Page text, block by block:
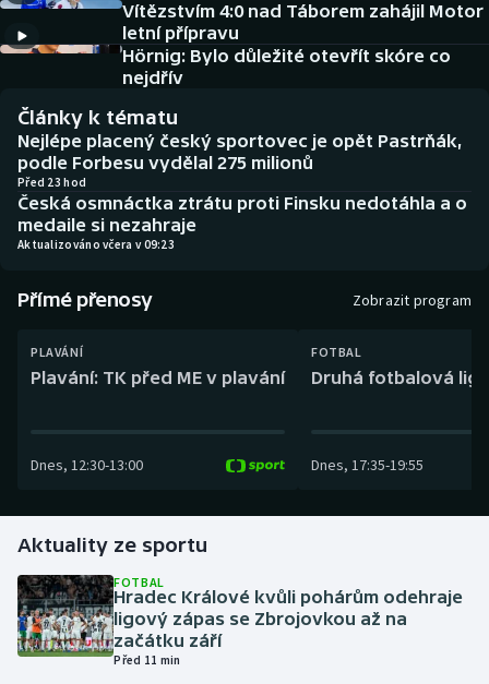
Americký fotbal
Baseball a softbal
Basketbal
Biatlon
Boby a skeleton
Box
Curling
Golf
Gymnastika
Házená
NEPŘEHLÉDNĚTE
Historické návraty
Aplikace ČT sport
AZ kvíz
Vítězstvím 4:0 nad Táborem zahájil Motor
letní přípravu
Hörnig: Bylo důležité otevřít skóre co
nejdřív
Články k tématu
Nejlépe placený český sportovec je opět Pastrňák,
podle Forbesu vydělal 275 milionů
Před 23 hod
Česká osmnáctka ztrátu proti Finsku nedotáhla a o
medaile si nezahraje
Aktualizováno včera v 09:23
Přímé přenosy Zobrazit program
PLAVÁNÍ
Plavání: TK před ME v plavání
Dnes, 12:30-13:00
FOTBAL
Druhá fotbalová
Dnes, 17:35-19:55
Aktuality ze sportu
FOTBAL
Hradec Králové kvůli pohárům odehraje
ligový zápas se Zbrojovkou až na
začátku září
Před 11 min